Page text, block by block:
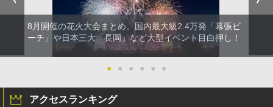
8月開催の花火大会まとめ。国内最大級2.4万発「幕張ビ
ーチ」や日本三大「長岡」など大型イベント目白押し！
● ● ● ● ● ●
アクセスランキング